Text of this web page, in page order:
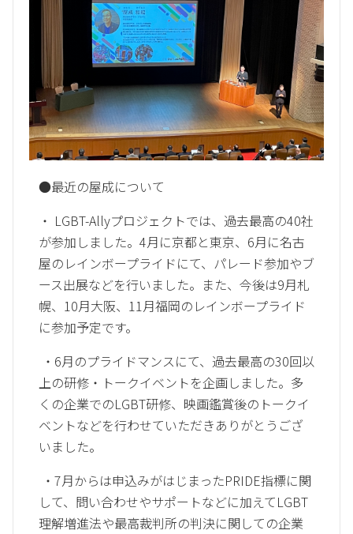
●最近の屋成について
・ LGBT-Allyプロジェクトでは、過去最高の40社
が参加しました。4月に京都と東京、6月に名古
屋のレインボープライドにて、パレード参加やブ
ース出展などを行いました。また、今後は9月札
幌、10月大阪、11月福岡のレインボープライド
に参加予定です。
・6月のプライドマンスにて、過去最高の30回以
上の研修・トークイベントを企画しました。多
くの企業でのLGBT研修、映画鑑賞後のトークイ
ベントなどを行わせていただきありがとうござ
いました。
・7月からは申込みがはじまったPRIDE指標に関
して、問い合わせやサポートなどに加えてLGBT
理解増進法や最高裁判所の判決に関しての企業